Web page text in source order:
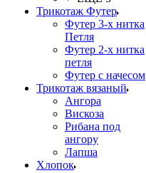
Трикотаж Футер
Футер 3-х нитка
Петля
Футер 2-х нитка
петля
Футер с начесом
Трикотаж вязаный
Ангора
Вискоза
Рибана под
ангору
Лапша
Хлопок